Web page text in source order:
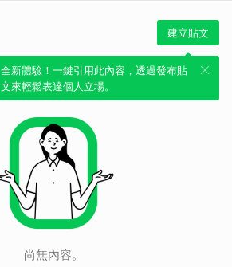
建立貼文
全新體驗！一鍵引用此內容，透過發布貼
文來輕鬆表達個人立場。
尚無內容。